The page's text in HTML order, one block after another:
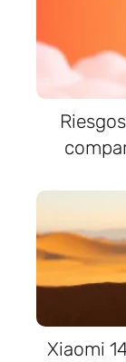
Xiaomi